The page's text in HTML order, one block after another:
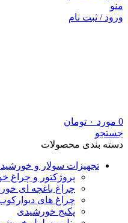
منو
ورود / ثبت نام
0 مورد ۰ تومان
جستجو
دسته بندی محصولات
تجهیزات سولار و
پروژکتور و چراغ
چراغ باغچه ای
چراغ های
پکیج خورشیدی